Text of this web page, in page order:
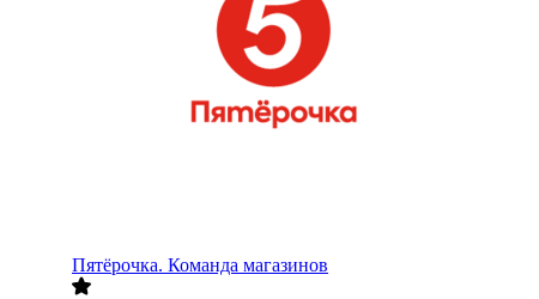
Пятёрочка. Команда магазинов